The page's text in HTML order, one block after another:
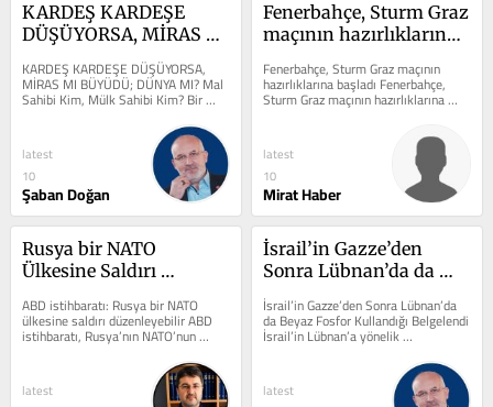
KARDEŞ KARDEŞE
DÜŞÜYORSA, MİRAS
MI BÜYÜDÜ; DÜNYA
MI?
KARDEŞ KARDEŞE DÜŞÜYORSA,
MİRAS MI BÜYÜDÜ; DÜNYA MI? Mal
Sahibi Kim, Mülk Sahibi Kim? Bir
anne-baba düşünün… Yıllarca
latest
10
Şaban Doğan
Fenerbahçe, Sturm Graz
maçının hazırlıklarına
Fenerbahçe, Sturm Graz maçının
hazırlıklarına başladı Fenerbahçe,
Sturm Graz maçının hazırlıklarına
başladı konusunda önemli...
latest
10
Mirat Haber
Rusya bir NATO
Ülkesine Saldırı
ABD istihbaratı: Rusya bir NATO
ülkesine saldırı düzenleyebilir ABD
istihbaratı, Rusya’nın NATO’nun
kararlılığını sınırlı bir...
latest
İsrail’in Gazze’den
Sonra Lübnan’da da
Beyaz Fosfor Kullandığı
Belgelendi
İsrail’in Gazze’den Sonra Lübnan’da
da Beyaz Fosfor Kullandığı Belgelendi
İsrail’in Lübnan’a yönelik
saldırılarında beyaz fosfor...
latest